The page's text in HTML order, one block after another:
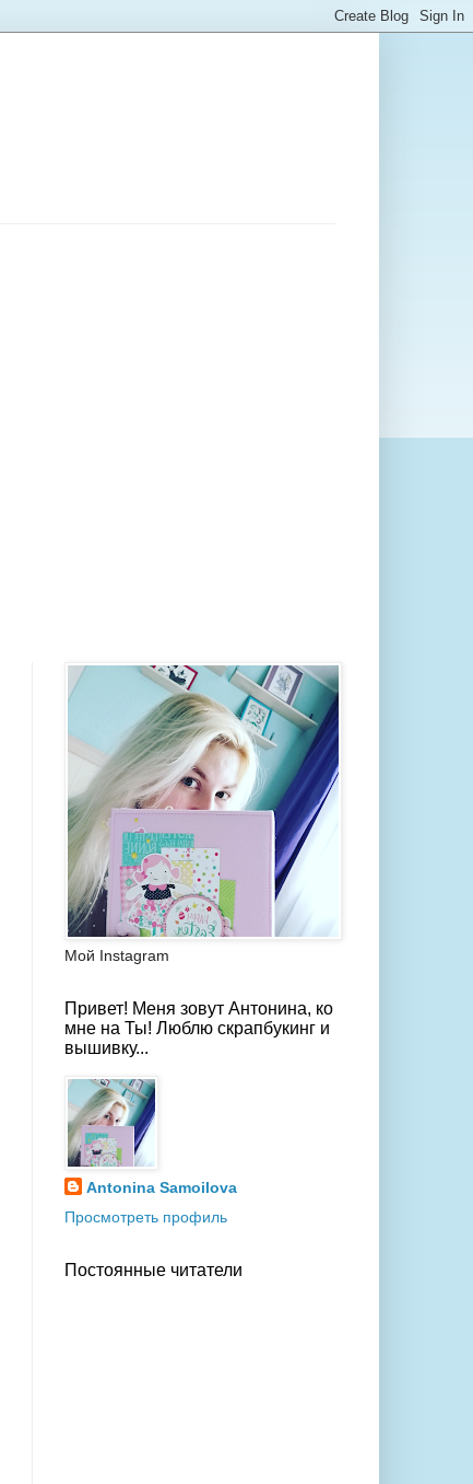
Мой Instagram
Привет! Меня зовут Антонина, ко
мне на Ты! Люблю скрапбукинг и
вышивку...
Antonina Samoilova
Просмотреть профиль
Постоянные читатели